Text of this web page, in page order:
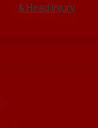
& Head Injury